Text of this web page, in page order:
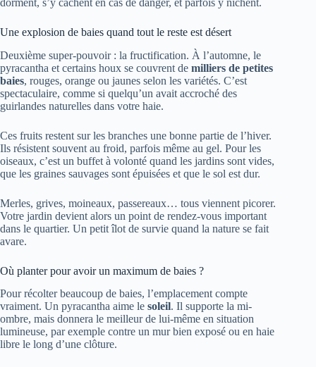
Une explosion de baies quand tout le reste est désert
Deuxième super-pouvoir : la fructification. À l’automne, le
pyracantha et certains houx se couvrent de milliers de petites
baies, rouges, orange ou jaunes selon les variétés. C’est
spectaculaire, comme si quelqu’un avait accroché des
guirlandes naturelles dans votre haie.
Ces fruits restent sur les branches une bonne partie de l’hiver.
Ils résistent souvent au froid, parfois même au gel. Pour les
oiseaux, c’est un buffet à volonté quand les jardins sont vides,
que les graines sauvages sont épuisées et que le sol est dur.
Merles, grives, moineaux, passereaux… tous viennent picorer.
Votre jardin devient alors un point de rendez-vous important
dans le quartier. Un petit îlot de survie quand la nature se fait
avare.
Où planter pour avoir un maximum de baies ?
Pour récolter beaucoup de baies, l’emplacement compte
vraiment. Un pyracantha aime le soleil. Il supporte la mi-
ombre, mais donnera le meilleur de lui-même en situation
lumineuse, par exemple contre un mur bien exposé ou en haie
libre le long d’une clôture.